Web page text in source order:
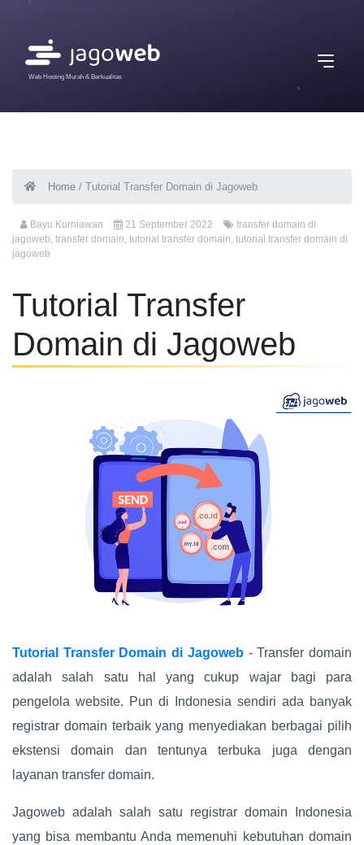
Web Hosting Murah & Berkualitas
Home / Tutorial Transfer Domain di Jagoweb
Bayu Kurniawan 21 September 2022
transfer domain di
jagoweb, transfer domain, tutorial transfer domain, tutorial transfer domain di
jagoweb
Tutorial Transfer
Domain di Jagoweb
Tutorial Transfer Domain di Jagoweb - Transfer domain
adalah salah satu hal yang cukup wajar bagi para
pengelola website. Pun di Indonesia sendiri ada banyak
registrar domain terbaik yang menyediakan berbagai pilih
ekstensi domain dan tentunya terbuka juga dengan
layanan transfer domain.
Jagoweb adalah salah satu registrar domain Indonesia
yang bisa membantu Anda memenuhi kebutuhan domain